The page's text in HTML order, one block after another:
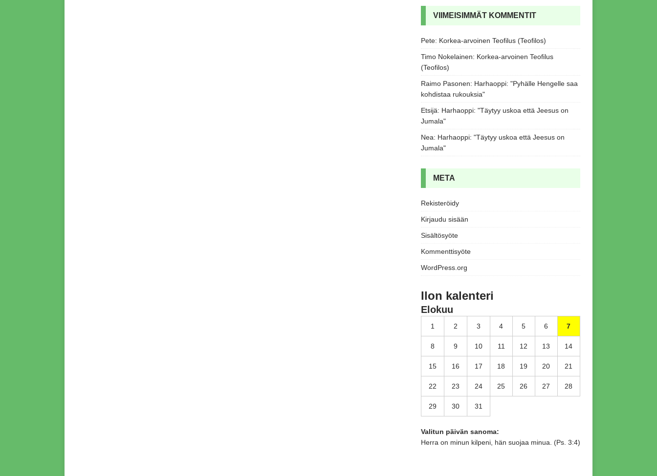
VIIMEISIMMÄT KOMMENTIT
Pete: Korkea-arvoinen Teofilus (Teofilos)
Timo Nokelainen: Korkea-arvoinen Teofilus
(Teofilos)
Raimo Pasonen: Harhaoppi: "Pyhälle Hengelle saa
kohdistaa rukouksia"
Etsijä: Harhaoppi: "Täytyy uskoa että Jeesus on
Jumala"
Nea: Harhaoppi: "Täytyy uskoa että Jeesus on
Jumala"
META
Rekisteröidy
Kirjaudu sisään
Sisältösyöte
Kommenttisyöte
WordPress.org
Ilon kalenteri
Elokuu
1 2 3 4 5 6 7
8 9 10 11 12 13 14
15 16 17 18 19 20 21
22 23 24 25 26 27 28
29 30 31
Valitun päivän sanoma:
Herra on minun kilpeni, hän suojaa minua. (Ps. 3:4)